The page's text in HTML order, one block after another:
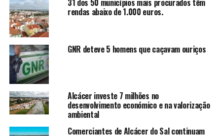
31 dos 50 municípios mais procurados têm
rendas abaixo de 1.000 euros.
GNR deteve 5 homens que caçavam ouriços
Alcácer investe 7 milhões no
desenvolvimento económico e na valorização
ambiental
Comerciantes de Alcácer do Sal continuam